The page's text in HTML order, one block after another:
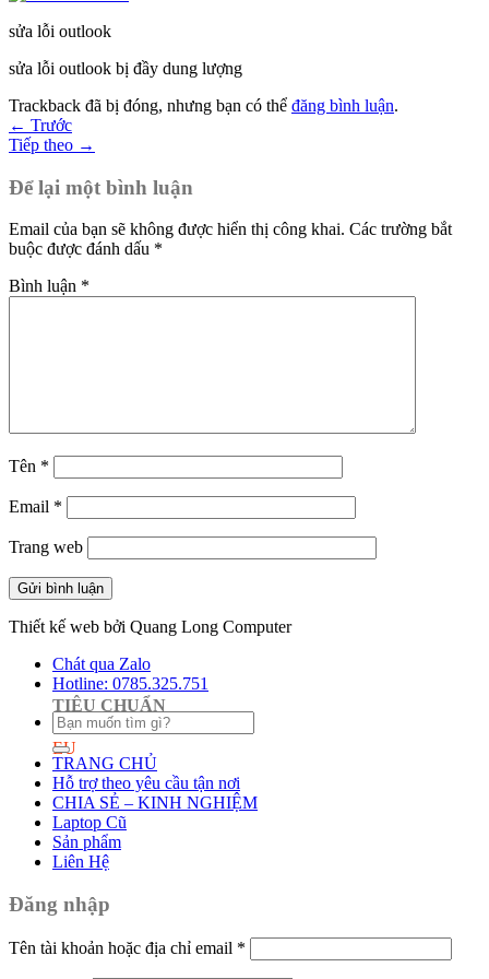
TIÊU CHUẨN
EU
sửa lỗi outlook
sửa lỗi outlook bị đầy dung lượng
Trackback đã bị đóng, nhưng bạn có thể đăng bình luận.
← Trước
Tiếp theo →
Để lại một bình luận
Email của bạn sẽ không được hiển thị công khai. Các trường bắt
buộc được đánh dấu *
Bình luận *
Tên *
Email *
Trang web
Thiết kế web bởi Quang Long Computer
Chát qua Zalo
Hotline: 0785.325.751
Tìm
kiếm:
TRANG CHỦ
Hỗ trợ theo yêu cầu tận nơi
CHIA SẺ – KINH NGHIỆM
Laptop Cũ
Sản phẩm
Liên Hệ
Đăng nhập
Tên tài khoản hoặc địa chỉ email *